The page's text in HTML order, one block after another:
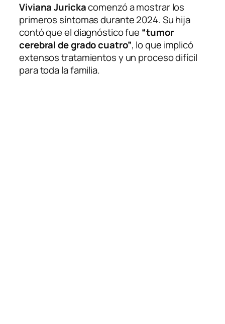
Viviana Jurickacomenzó a mostrar los
primeros síntomas durante 2024. Su hija
contó que el diagnóstico fue “tumor
cerebral de grado cuatro”, lo que implicó
extensos tratamientos y un proceso difícil
para toda la familia.